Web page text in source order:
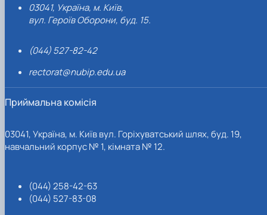
03041, Україна, м. Київ,
вул. Героїв Оборони, буд. 15.
(044) 527-82-42
rectorat@nubip.edu.ua
Приймальна комісія
03041, Україна, м. Київ вул. Горіхуватський шлях, буд. 19,
навчальний корпус № 1, кімната № 12.
(044) 258-42-63
(044) 527-83-08